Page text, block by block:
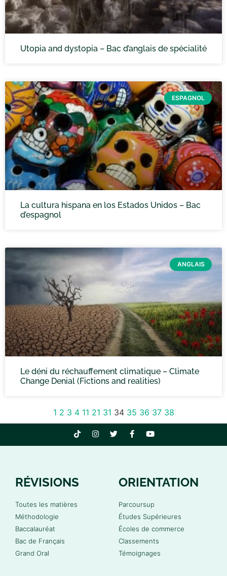
Utopia and dystopia – Bac d’anglais de spécialité
ESPAGNOL
La cultura hispana en los Estados Unidos – Bac
d’espagnol
ANGLAIS
Le déni du réchauffement climatique – Climate
Change Denial (Fictions and realities)
1 2 3 4 11 21 31 34 35 36 37 38
RÉVISIONS
Toutes les matières
Méthodologie
Baccalauréat
Bac de Français
Grand Oral
ORIENTATION
Parcoursup
Études Supérieures
Écoles de commerce
Classements
Témoignages